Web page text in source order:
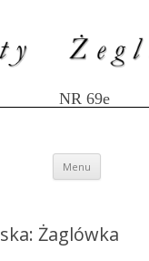
NR 69e
Menu Przejdź
Żaglówka